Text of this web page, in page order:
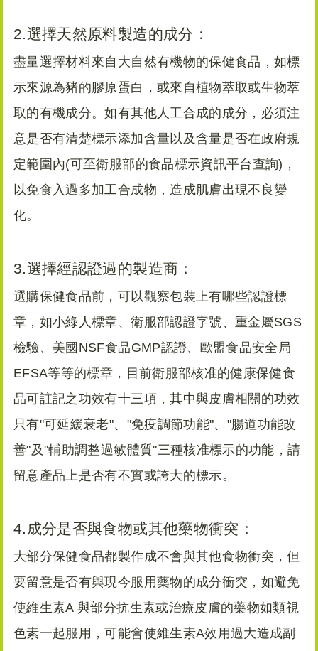
2.選擇天然原料製造的成分：
盡量選擇材料來自大自然有機物的保健食品，如標
示來源為豬的膠原蛋白，或來自植物萃取或生物萃
取的有機成分。如有其他人工合成的成分，必須注
意是否有清楚標示添加含量以及含量是否在政府規
定範圍內(可至衛服部的食品標示資訊平台查詢)，
以免食入過多加工合成物，造成肌膚出現不良變
化。
3.選擇經認證過的製造商：
選購保健食品前，可以觀察包裝上有哪些認證標
章，如小綠人標章、衛服部認證字號、重金屬SGS
檢驗、美國NSF食品GMP認證、歐盟食品安全局
EFSA等等的標章，目前衛服部核准的健康保健食
品可註記之功效有十三項，其中與皮膚相關的功效
只有"可延緩衰老"、"免疫調節功能"、"腸道功能改
善"及"輔助調整過敏體質"三種核准標示的功能，請
留意產品上是否有不實或誇大的標示。
4.成分是否與食物或其他藥物衝突：
大部分保健食品都製作成不會與其他食物衝突，但
要留意是否有與現今服用藥物的成分衝突，如避免
使維生素A 與部分抗生素或治療皮膚的藥物如類視
色素一起服用，可能會使維生素A效用過大造成副